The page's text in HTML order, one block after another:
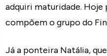
adquiri maturidade. Hoje
compõem o grupo do
Já a ponteira Natália,